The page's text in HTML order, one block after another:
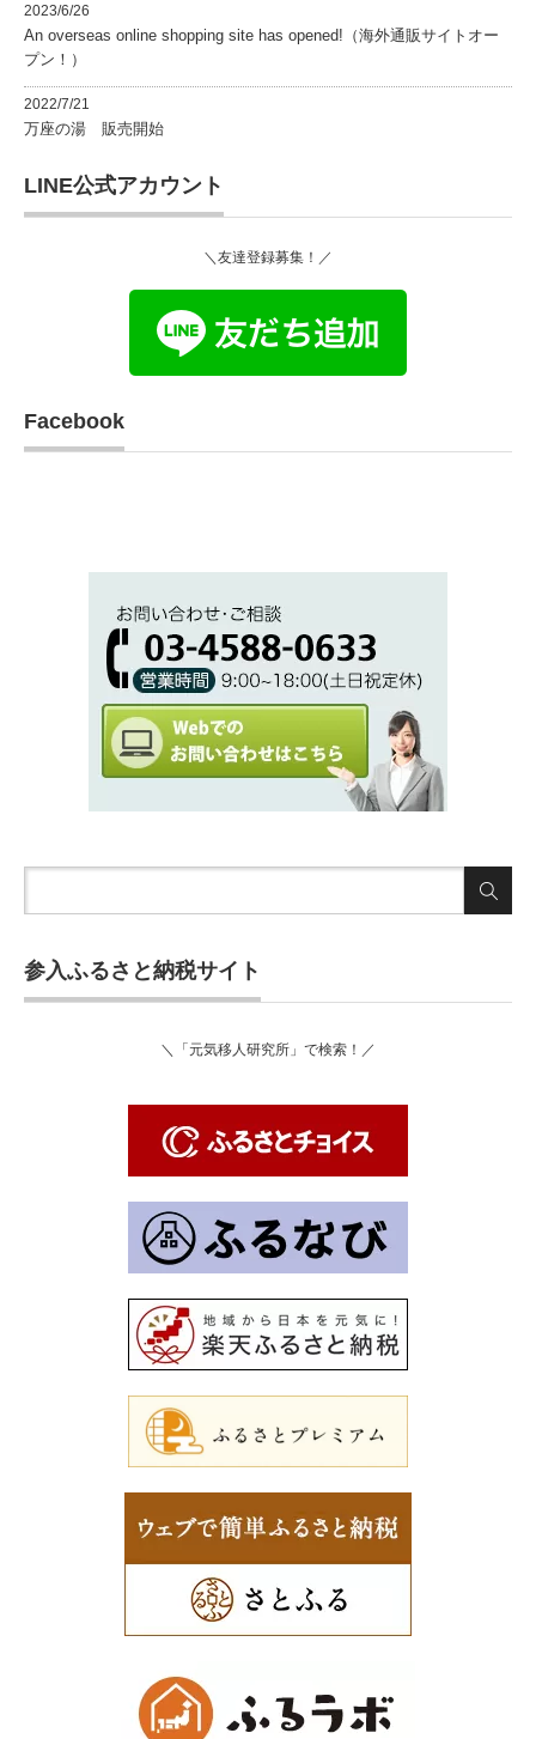
2023/6/26
An overseas online shopping site has opened!（海外通販サイトオー
プン！）
2022/7/21
万座の湯 販売開始
LINE公式アカウント
＼友達登録募集！／
Facebook
参入ふるさと納税サイト
＼「元気移人研究所」で検索！／